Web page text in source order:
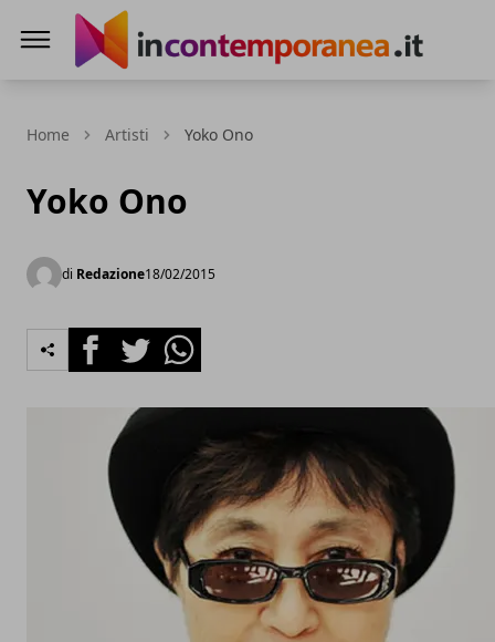
Home Artisti Yoko Ono
Yoko Ono
di Redazione18/02/2015
FacebookTwitterWhatsapp